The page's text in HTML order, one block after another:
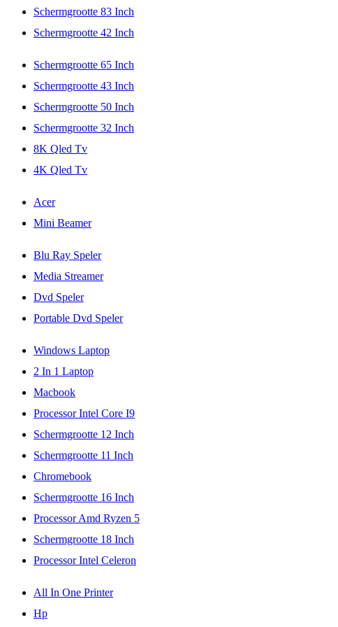
Schermgrootte 83 Inch
Schermgrootte 42 Inch
Schermgrootte 65 Inch
Schermgrootte 43 Inch
Schermgrootte 50 Inch
Schermgrootte 32 Inch
8K Qled Tv
4K Qled Tv
Acer
Mini Beamer
Blu Ray Speler
Media Streamer
Dvd Speler
Portable Dvd Speler
Windows Laptop
2 In 1 Laptop
Macbook
Processor Intel Core I9
Schermgrootte 12 Inch
Schermgrootte 11 Inch
Chromebook
Schermgrootte 16 Inch
Processor Amd Ryzen 5
Schermgrootte 18 Inch
Processor Intel Celeron
All In One Printer
Hp